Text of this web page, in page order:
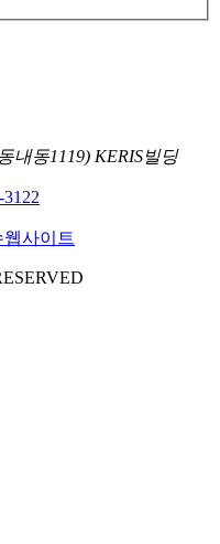
내동1119) KERIS빌딩
3122